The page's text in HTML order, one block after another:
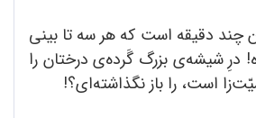
الان چند دقیقه است که هر سه تا بینی
درِ شیشه‌ی بزرگ گَرده‌ی درختان را
است، را باز نگذاشته‌ای؟!